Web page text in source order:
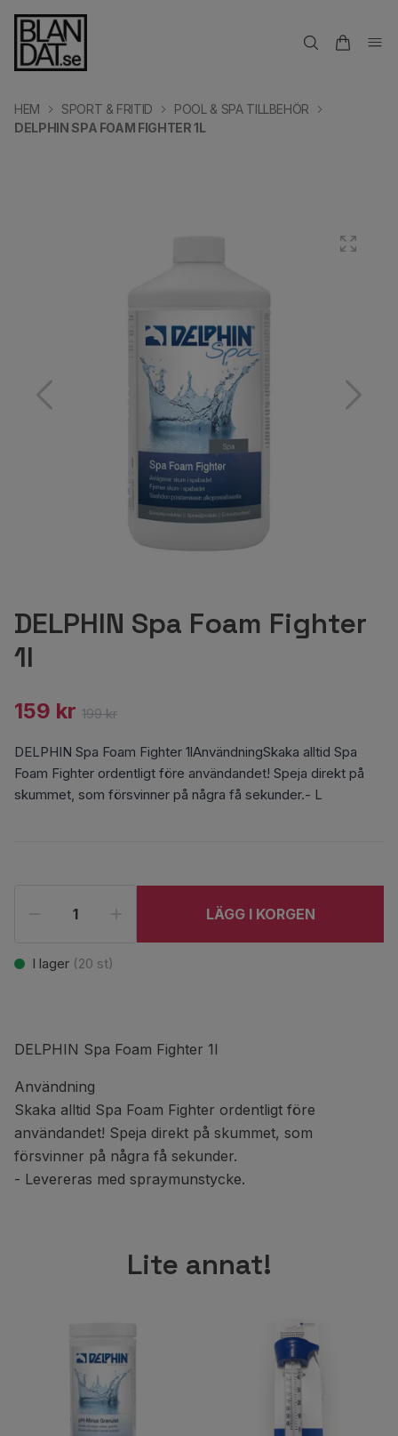
HEM SPORT & FRITID
POOL & SPA TILLBEHÖR
DELPHIN SPA FOAM FIGHTER 1L
DELPHIN Spa Foam Fighter
1l
159 kr 199 kr
DELPHIN Spa Foam Fighter 1lAnvändningSkaka alltid Spa
Foam Fighter ordentligt före användandet! Speja direkt på
skummet, som försvinner på några få sekunder.- L
LÄGG I KORGEN
I lager (20 st)
DELPHIN Spa Foam Fighter 1l
Användning
Skaka alltid Spa Foam Fighter ordentligt före
användandet! Speja direkt på skummet, som
försvinner på några få sekunder.
- Levereras med spraymunstycke.
Lite annat!